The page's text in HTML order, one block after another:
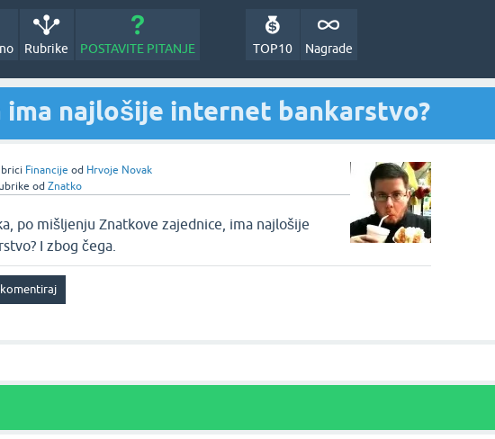
Rubrike POSTAVITE PITANJE Nagrade
TOP10
ima najlošije internet bankarstvo?
Financije od Hrvoje Novak
od Znatko
po mišljenju Znatkove zajednice, ima najlošije
I zbog čega.